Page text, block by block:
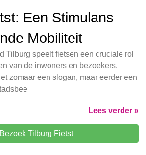
Een Stimulans
Mobiliteit
Tilburg speelt fietsen een cruciale rol
van de inwoners en bezoekers.
zomaar een slogan, maar eerder een
Lees verder »
Bezoek Tilburg Fietst